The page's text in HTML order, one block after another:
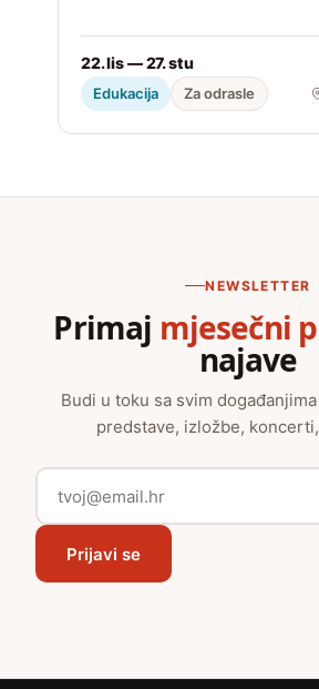
22. lis — 27. stu
Edukacija Za odrasle
NEWSLETTER
Primaj mjesečni
najave
Budi u toku sa svim
predstave, izložbe,
Prijavi se